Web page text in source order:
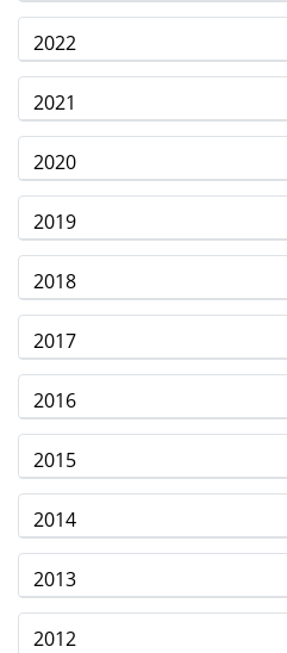
2022
2021
2020
2019
2018
2017
2016
2015
2014
2013
2012